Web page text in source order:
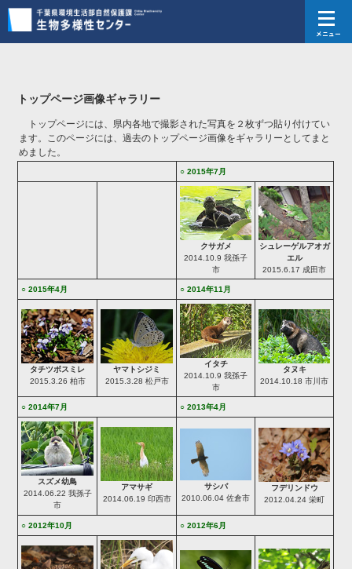
メニュー
トップページ画像ギャラリー
トップページには、県内各地で撮影された写真を２枚ずつ貼り付けてい
ます。このページには、過去のトップページ画像をギャラリーとしてまと
めました。
○ 2015年7月
クサガメ
2014.10.9 我孫子
市
シュレーゲルアオガ
エル
2015.6.17 成田市
○ 2015年4月 ○ 2014年11月
タチツボスミレ
2015.3.26 柏市
ヤマトシジミ
2015.3.28 松戸市
イタチ
2014.10.9 我孫子
市
タヌキ
2014.10.18 市川市
○ 2014年7月 ○ 2013年4月
スズメ幼鳥
2014.06.22 我孫子
市
アマサギ
2014.06.19 印西市
サシバ
2010.06.04 佐倉市
フデリンドウ
2012.04.24 栄町
○ 2012年10月 ○ 2012年6月